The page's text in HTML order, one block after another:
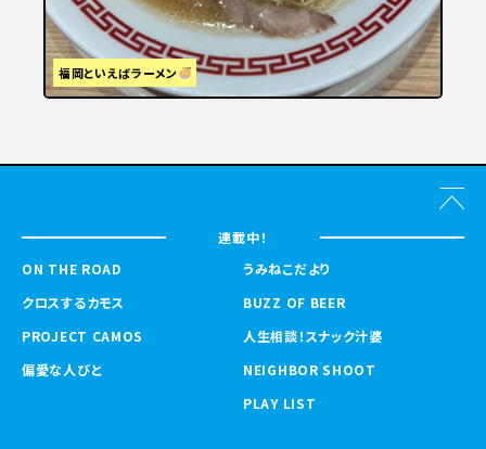
福岡といえばラーメン
連載中！
ON THE ROAD
クロスするカモス
PROJECT CAMOS
偏愛な人びと
うみねこだより
BUZZ OF BEER
人生相談！スナック汁婆
NEIGHBOR SHOOT
PLAY LIST